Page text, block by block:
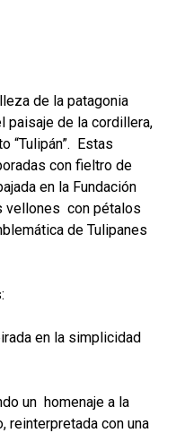
de la patagonia
paisaje de la cordillera,
“Tulipán”. Estas
con fieltro de
en la Fundación
vellones con pétalos
de Tulipanes
en la simplicidad
un homenaje a la
reinterpretada con una